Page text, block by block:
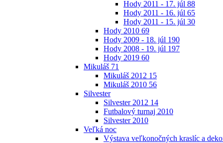
Hody 2011 - 17. júl 88
Hody 2011 - 16. júl 65
Hody 2011 - 15. júl 30
Hody 2010 69
Hody 2009 - 18. júl 190
Hody 2008 - 19. júl 197
Hody 2019 60
Mikuláš 71
Mikuláš 2012 15
Mikuláš 2010 56
Silvester
Silvester 2012 14
Futbalový turnaj 2010
Silvester 2010
Veľká noc
Výstava veľkonočných kraslíc a